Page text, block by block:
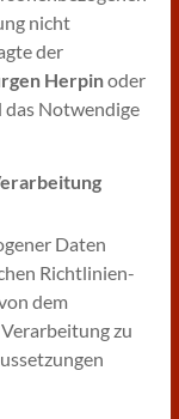
nicht
der
Herpinoder
Notwendige
Daten
Richtlinien-
dem
zu